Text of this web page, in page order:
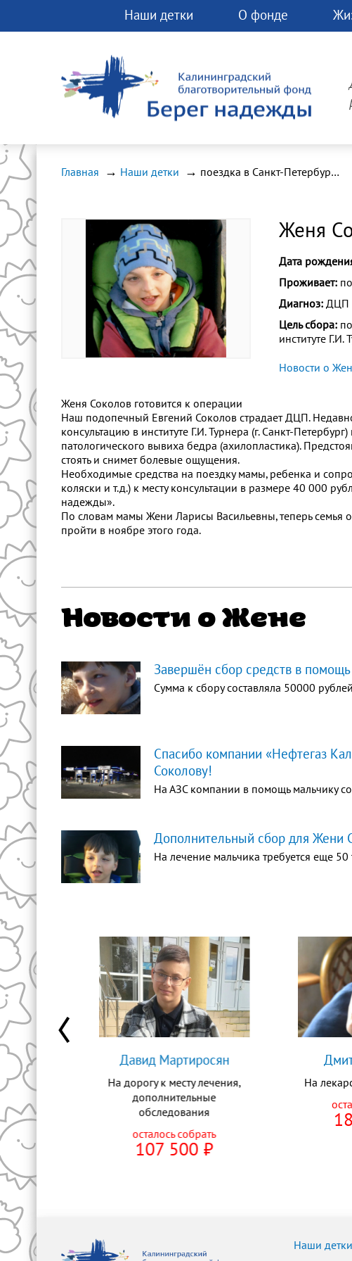
Наши детки О фонде
фонду прямо
Любая помощь
спасти чью-ту жизнь!
Главная Наши детки поездка в Санкт-Петербург на консультацию в институте Г.И. Турнера
Женя
Дата
Проживает:
Диагноз: ДЦП
Цель сбора:
институте Г.И.
Новости о
Женя Соколов готовится к операции
Наш подопечный Евгений Соколов страдает ДЦП.
консультацию в институте Г.И. Турнера (г. Санкт-
патологического вывиха бедра (ахилопластика).
стоять и снимет болевые ощущения.
Необходимые средства на поездку мамы, ребенка и
коляски и т.д.) к месту консультации в размере 40 000
надежды».
По словам мамы Жени Ларисы Васильевны, теперь семья
пройти в ноябре этого года.
Новости о Жене
Завершён сбор средств в
Сумма к сбору составляла 50000
Спасибо компании «Нефтегаз
Соколову!
На АЗС компании в помощь мальчику
Дополнительный сбор для Жени
На лечение мальчика требуется еще 50
⃏
Давид Мартиросян
На дорогу к месту лечения,
дополнительные
обследования
осталось собрать
107 500 ⃏
На
Наши детки